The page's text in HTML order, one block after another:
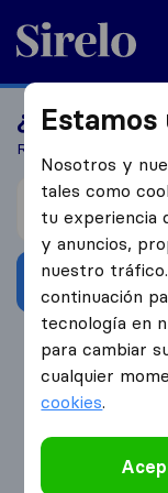
Sirelo.es
¿Todo listo
Recibe 5
Me mudo de
4.3
Estamos
Nosotros y
tales como
tu experiencia
y anuncios,
nuestro
continuación
tecnología en
para cambiar
cualquier
cookies.